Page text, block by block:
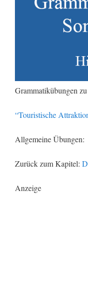
Grammatikübungen
“Touristische
Allgemeine Übungen:
Zurück zum Kapitel:
Anzeige